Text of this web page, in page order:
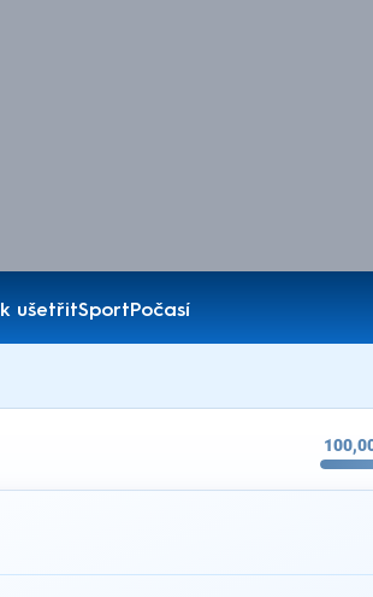
ušetřitSportPočasí